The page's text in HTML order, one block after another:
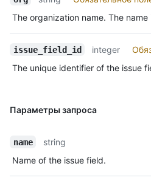
The organization name. The
issue_field_id integer
The unique identifier of the issue
Параметры запроса
name
string
Name of the issue field.